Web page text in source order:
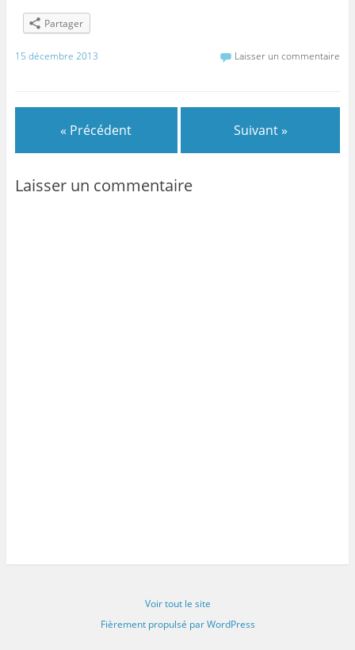
Partager
15 décembre 2013 Laisser un commentaire
« Précédent Suivant »
Laisser un commentaire
Voir tout le site
Fièrement propulsé par WordPress